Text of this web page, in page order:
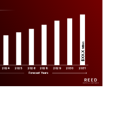
2024 2025 2026 2028 2029 2030 2031
$XX.X
Million
Forecast Years